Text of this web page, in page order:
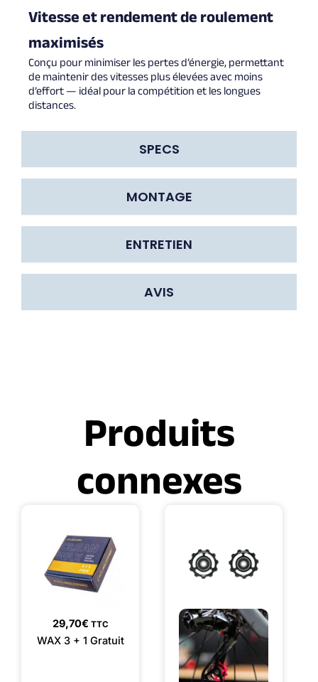
SPECS
MONTAGE
ENTRETIEN
AVIS
Vitesse et rendement de roulement
maximisés
Conçu pour minimiser les pertes d’énergie, permettant
de maintenir des vitesses plus élevées avec moins
d’effort — idéal pour la compétition et les longues
distances.
Produits
connexes
29,70€ TTC
WAX 3 + 1 Gratuit